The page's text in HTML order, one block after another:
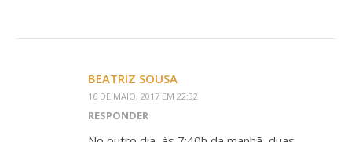
BEATRIZ SOUSA
16 DE MAIO, 2017 EM 22:32
RESPONDER